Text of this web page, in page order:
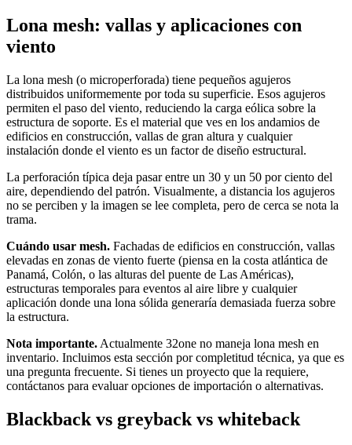
Lona mesh: vallas y aplicaciones con
viento
La lona mesh (o microperforada) tiene pequeños agujeros
distribuidos uniformemente por toda su superficie. Esos agujeros
permiten el paso del viento, reduciendo la carga eólica sobre la
estructura de soporte. Es el material que ves en los andamios de
edificios en construcción, vallas de gran altura y cualquier
instalación donde el viento es un factor de diseño estructural.
La perforación típica deja pasar entre un 30 y un 50 por ciento del
aire, dependiendo del patrón. Visualmente, a distancia los agujeros
no se perciben y la imagen se lee completa, pero de cerca se nota la
trama.
Cuándo usar mesh. Fachadas de edificios en construcción, vallas
elevadas en zonas de viento fuerte (piensa en la costa atlántica de
Panamá, Colón, o las alturas del puente de Las Américas),
estructuras temporales para eventos al aire libre y cualquier
aplicación donde una lona sólida generaría demasiada fuerza sobre
la estructura.
Nota importante. Actualmente 32one no maneja lona mesh en
inventario. Incluimos esta sección por completitud técnica, ya que es
una pregunta frecuente. Si tienes un proyecto que la requiere,
contáctanos para evaluar opciones de importación o alternativas.
Blackback vs greyback vs whiteback